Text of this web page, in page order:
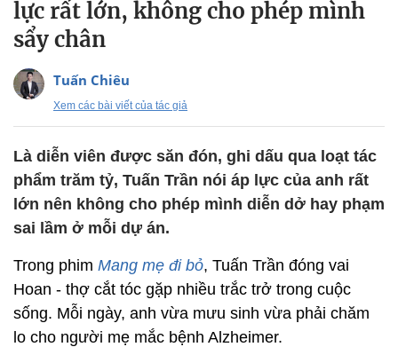
lực rất lớn, không cho phép mình
sẩy chân
Tuấn Chiêu
Xem các bài viết của tác giả
Là diễn viên được săn đón, ghi dấu qua loạt tác
phẩm trăm tỷ, Tuấn Trần nói áp lực của anh rất
lớn nên không cho phép mình diễn dở hay phạm
sai lầm ở mỗi dự án.
Trong phim Mang mẹ đi bỏ, Tuấn Trần đóng vai
Hoan - thợ cắt tóc gặp nhiều trắc trở trong cuộc
sống. Mỗi ngày, anh vừa mưu sinh vừa phải chăm
lo cho người mẹ mắc bệnh Alzheimer.